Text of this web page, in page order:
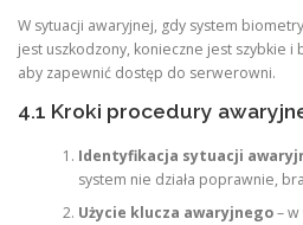
W sytuacji awaryjnej, gdy system
jest uszkodzony, konieczne jest szybkie i
aby zapewnić dostęp do serwerowni.
4.1 Kroki procedury
Identyfikacja sytuacji
system nie działa poprawnie,
Użycie klucza awaryjnego– w